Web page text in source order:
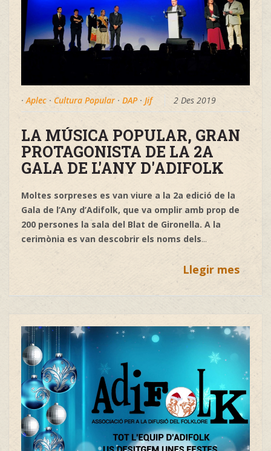
·Aplec · Cultura Popular · DAP· Jif 2 Des 2019
LA MÚSICA POPULAR, GRAN
PROTAGONISTA DE LA 2A
GALA DE L'ANY D'ADIFOLK
Moltes sorpreses es van viure a la 2a edició de la
Gala de l’Any d’Adifolk, que va omplir amb prop de
200 persones la sala del Blat de Gironella. A la
cerimònia es van descobrir els noms dels...
Llegir mes